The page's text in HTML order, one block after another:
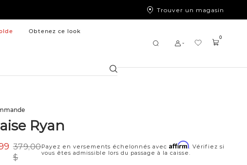
Trouver un magasin
Obtenez ce look
Chercher
0
Ryan
379,00
$
Payez en versements échelonnés avec Affirm. Vérifiez si
vous êtes admissible lors du passage à la caisse.